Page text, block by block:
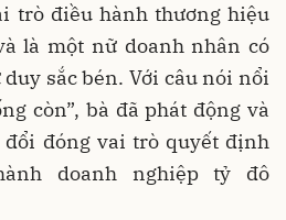
trò điều hành thương hiệu
là một nữ doanh nhân có
sắc bén. Với câu nói nổi
còn”, bà đã phát động và
đóng vai trò quyết định
doanh nghiệp tỷ đô